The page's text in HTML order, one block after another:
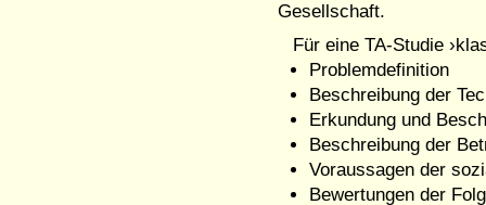
Gesellschaft.
Für eine TA-Studie
Problemdefinition
Beschreibung der
Erkundung und
Beschreibung der
Voraussagen der
Bewertungen der